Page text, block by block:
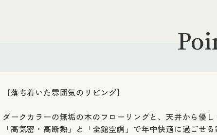
【落ち着いた雰囲気のリビング】
ダークカラーの無垢の木のフローリングと、天井から優
「高気密・高断熱」と「全館空調」で年中快適に過ごせ